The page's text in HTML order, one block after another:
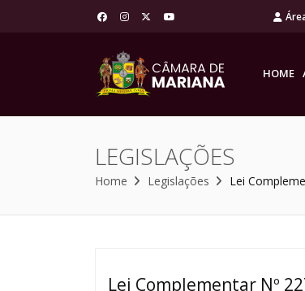
HOME
LEGISLAÇÕES
Home Legislações Lei
Lei Complementar Nº